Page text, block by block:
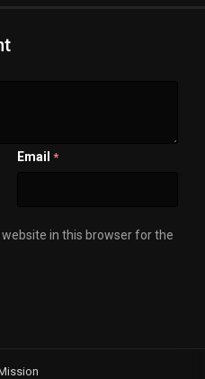
Email *
in this browser for the